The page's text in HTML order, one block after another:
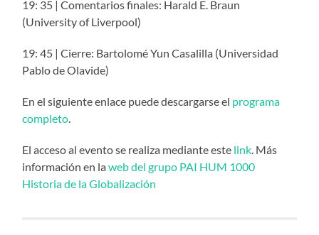
19: 35 | Comentarios finales: Harald E. Braun
(University of Liverpool)
19: 45 | Cierre: Bartolomé Yun Casalilla (Universidad
Pablo de Olavide)
En el siguiente enlace puede descargarse el programa
completo
El acceso al evento se realiza mediante este link . Más
información en laweb del grupo PAI HUM 1000
Historia de la Globalización